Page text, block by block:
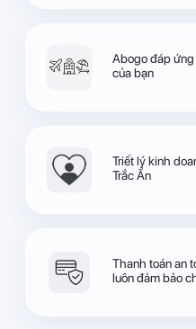
Abogo đáp
của bạn
Triết lý kinh
Trắc Ẩn
Thanh toán an
luôn đảm bảo